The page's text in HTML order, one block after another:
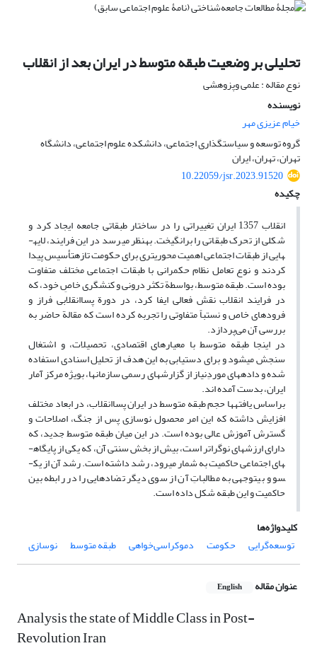
تحلیلی بر وضعیت طبقه متوسط در ایران بعد از انقلاب
نوع مقاله : علمی وپزوهشی
نویسنده
خیام عزیزی مهر
گروه توسعه و سیاستگذاری اجتماعی، دانشکده علوم اجتماعی، دانشگاه
تهران، تهران، ایران
10.22059/jsr.2023.91520
چکیده
انقلاب 1357 ایران تغییراتی را در ساختار طبقاتی جامعه ایجاد کرد و
شکلی از تحرک طبقاتی را برانگیخت. به­نظر می­رسد در این فرایند، لایه­
هایی از طبقات اجتماعی اهمیت محوری­تری برای حکومت تازه­تأسیس پیدا
کردند و نوع تعامل نظام حکم­رانی با طبقات اجتماعی مختلف متفاوت
بوده است. طبقه متوسط، بواسطة تکثر درونی و کنشگری خاصِ خود، که
در فرایند انقلاب نقش فعالی ایفا کرد، در دورة پساانقلابی فراز و
فرودهای خاص و نستباً متفاوتی را تجربه کرده است که مقالة حاضر به
بررسی آن می‌پردازد.
در اینجا طبقه متوسط با معیارهای اقتصادی، تحصیلات، و اشتغال
سنجش می­شود و برای دستیابی به این هدف از تحلیل اسنادی استفاده
شده و داده­های موردِنیاز از گزارش­های رسمی سازمان­ها، بویژه مرکز آمار
ایران، بدست آمده ­اند.
براساس یافته­ها حجم طبقه متوسط در ایران پساانقلاب، در ابعاد مختلف
افزایش داشته که این امر محصول نوسازی پس از جنگ، اصلاحات و
گسترش آموزش عالی بوده است. در این میان طبقه متوسط جدید، که
دارای ارزش­های نوگراتر است، بیش از بخش سنتی آن، که یکی از پایگاه­
های اجتماعی حاکمیت به شمار می­رود، رشد داشته است. رشد آن از یک­
سو و بی­توجهی به مطالباتِ آن از سوی دیگر تضادهایی را در رابطه بین
حاکمیت و این طبقه شکل داده است.
کلیدواژه‌ها
توسعه‌گرایی
حکومت دموکراسی‌خواهی طبقه متوسط نوسازی
عنوان مقاله English
Analysis the state of Middle Class in Post-
Revolution Iran